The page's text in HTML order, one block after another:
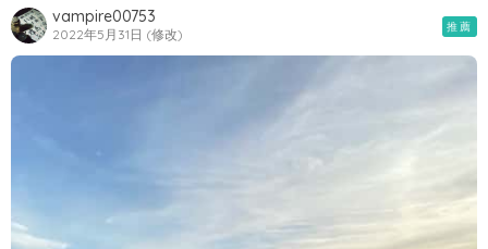
vampire00753
2022年5月31日 (修改) 推薦